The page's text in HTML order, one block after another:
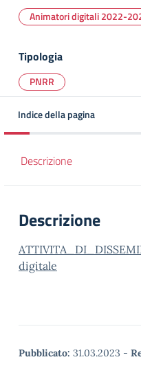
Animatori digitali 2022-
Tipologia
PNRR
Indice della pagina
Descrizione
Descrizione
digitale
Pubblicato: 31.03.2023 -